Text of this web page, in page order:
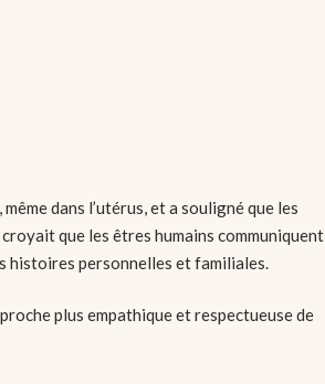
dans l’utérus, et a souligné que les
que les êtres humains communiquent
histoires personnelles et familiales.
plus empathique et respectueuse de